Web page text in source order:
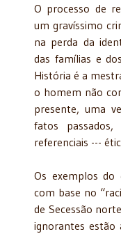
O processo de
um gravíssimo
na perda da
das famílias e
História é a
o homem não
presente, uma
fatos
referenciais ---
Os exemplos do
com base no
de Secessão
ignorantes estão